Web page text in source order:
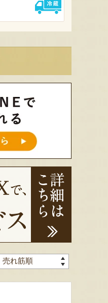
江南区で育てられた和
：新潟県産 梨
『くまの森ファーム』